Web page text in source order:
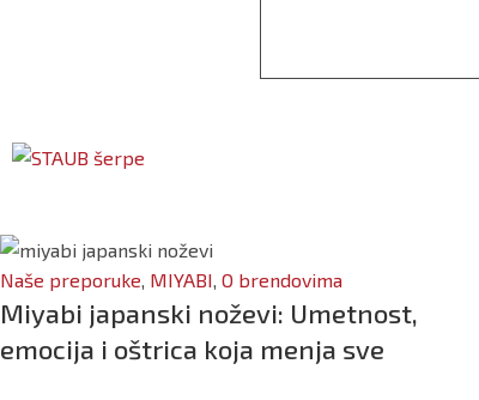
Naše preporuke, MIYABI, O brendovima
Miyabi japanski noževi: Umetnost,
emocija i oštrica koja menja sve